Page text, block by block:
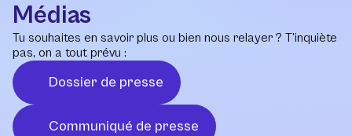
Médias
Tu souhaites en savoir plus ou bien nous relayer ? T’inquiète
pas, on a tout prévu :
Dossier de presse
Communiqué de presse